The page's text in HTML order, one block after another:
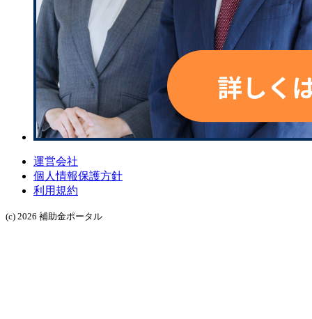
運営会社
個人情報保護方針
利用規約
(c) 2026 補助金ポータル